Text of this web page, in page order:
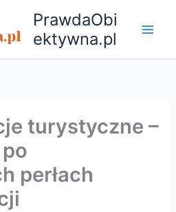
PrawdaObi
ektywna.pl
turystyczne –
perłach